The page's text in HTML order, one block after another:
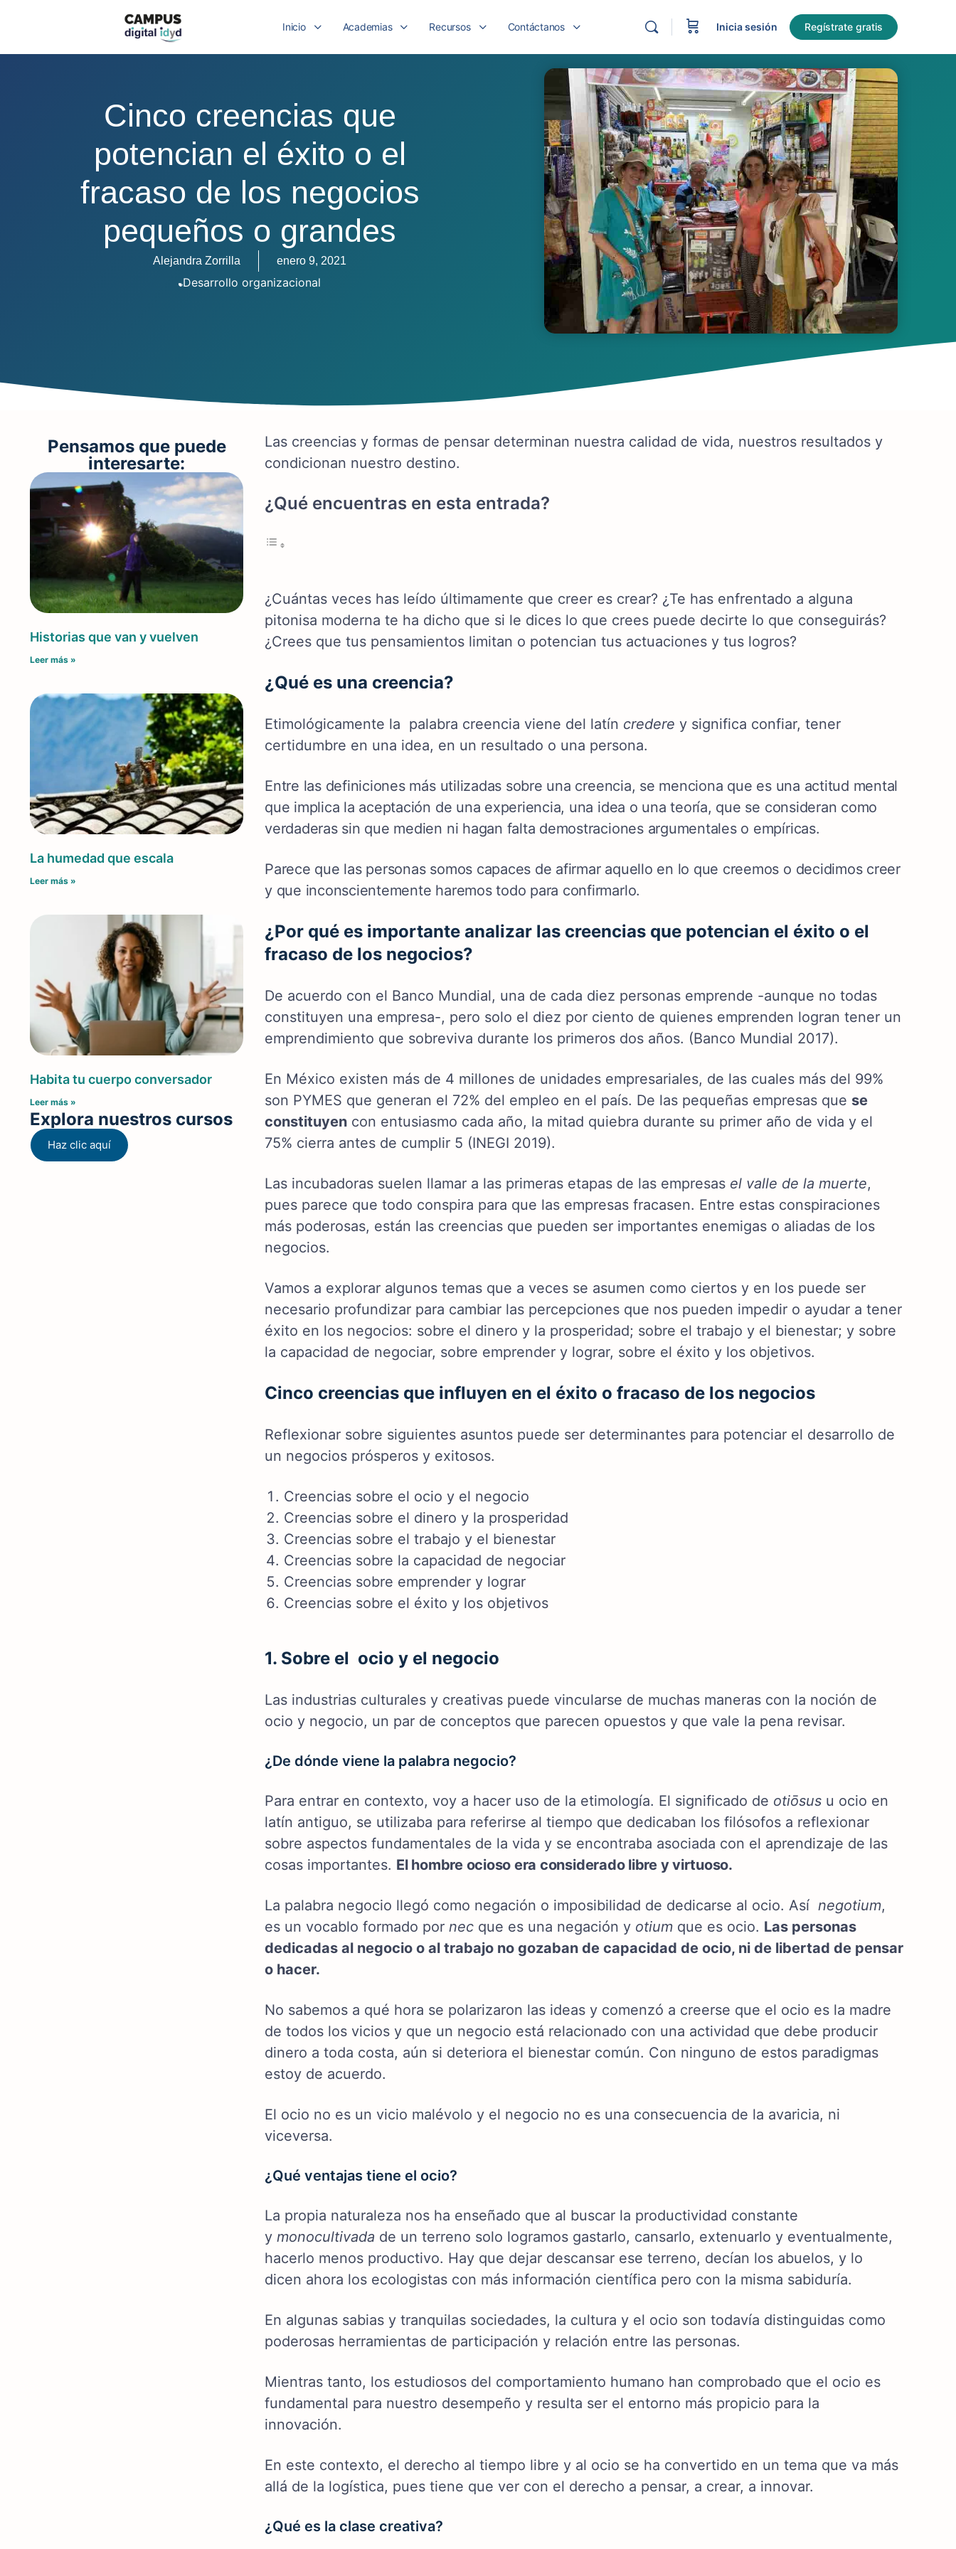
Inicio Academias Recursos Contáctanos Inicia sesión Regístrate gratis
Cinco creencias que
potencian el éxito o el
fracaso de los negocios
pequeños o grandes
Alejandra Zorrilla enero 9, 2021
Desarrollo organizacional
Pensamos que puede
interesarte:
Historias que van y vuelven
Leer más »
La humedad que escala
Leer más »
Habita tu cuerpo conversador
Leer más »
Explora nuestros cursos
Haz clic aquí
Las creencias y formas de pensar determinan nuestra calidad de vida, nuestros resultados y
condicionan nuestro destino.
¿Qué encuentras en esta entrada?
¿Cuántas veces has leído últimamente que creer es crear? ¿Te has enfrentado a alguna
pitonisa moderna te ha dicho que si le dices lo que crees puede decirte lo que conseguirás?
¿Crees que tus pensamientos limitan o potencian tus actuaciones y tus logros?
¿Qué es una creencia?
Etimológicamente la palabra creencia viene del latín credere y significa confiar, tener
certidumbre en una idea, en un resultado o una persona.
Entre las definiciones más utilizadas sobre una creencia, se menciona que es una actitud mental
que implica la aceptación de una experiencia, una idea o una teoría, que se consideran como
verdaderas sin que medien ni hagan falta demostraciones argumentales o empíricas.
Parece que las personas somos capaces de afirmar aquello en lo que creemos o decidimos creer
y que inconscientemente haremos todo para confirmarlo.
¿Por qué es importante analizar las creencias que potencian el éxito o el
fracaso de los negocios?
De acuerdo con el Banco Mundial, una de cada diez personas emprende -aunque no todas
constituyen una empresa-, pero solo el diez por ciento de quienes emprenden logran tener un
emprendimiento que sobreviva durante los primeros dos años. (Banco Mundial 2017).
En México existen más de 4 millones de unidades empresariales, de las cuales más del 99%
son PYMES que generan el 72% del empleo en el país. De las pequeñas empresas que se
constituyen con entusiasmo cada año, la mitad quiebra durante su primer año de vida y el
75% cierra antes de cumplir 5 (INEGI 2019).
Las incubadoras suelen llamar a las primeras etapas de las empresas el valle de la muerte,
pues parece que todo conspira para que las empresas fracasen. Entre estas conspiraciones
más poderosas, están las creencias que pueden ser importantes enemigas o aliadas de los
negocios.
Vamos a explorar algunos temas que a veces se asumen como ciertos y en los puede ser
necesario profundizar para cambiar las percepciones que nos pueden impedir o ayudar a tener
éxito en los negocios: sobre el dinero y la prosperidad; sobre el trabajo y el bienestar; y sobre
la capacidad de negociar, sobre emprender y lograr, sobre el éxito y los objetivos.
Cinco creencias que influyen en el éxito o fracaso de los negocios
Reflexionar sobre siguientes asuntos puede ser determinantes para potenciar el desarrollo de
un negocios prósperos y exitosos.
Creencias sobre el ocio y el negocio
Creencias sobre el dinero y la prosperidad
Creencias sobre el trabajo y el bienestar
Creencias sobre la capacidad de negociar
Creencias sobre emprender y lograr
Creencias sobre el éxito y los objetivos
1. Sobre el ocio y el negocio
Las industrias culturales y creativas puede vincularse de muchas maneras con la noción de
ocio y negocio, un par de conceptos que parecen opuestos y que vale la pena revisar.
¿De dónde viene la palabra negocio?
Para entrar en contexto, voy a hacer uso de la etimología. El significado de otiōsus u ocio en
latín antiguo, se utilizaba para referirse al tiempo que dedicaban los filósofos a reflexionar
sobre aspectos fundamentales de la vida y se encontraba asociada con el aprendizaje de las
cosas importantes. El hombre ocioso era considerado libre y virtuoso.
La palabra negocio llegó como negación o imposibilidad de dedicarse al ocio. Así negotium,
es un vocablo formado por nec que es una negación y otium que es ocio. Las personas
dedicadas al negocio o al trabajo no gozaban de capacidad de ocio, ni de libertad de pensar
o hacer.
No sabemos a qué hora se polarizaron las ideas y comenzó a creerse que el ocio es la madre
de todos los vicios y que un negocio está relacionado con una actividad que debe producir
dinero a toda costa, aún si deteriora el bienestar común. Con ninguno de estos paradigmas
estoy de acuerdo.
El ocio no es un vicio malévolo y el negocio no es una consecuencia de la avaricia, ni
viceversa.
¿Qué ventajas tiene el ocio?
La propia naturaleza nos ha enseñado que al buscar la productividad constante
y monocultivada de un terreno solo logramos gastarlo, cansarlo, extenuarlo y eventualmente,
hacerlo menos productivo. Hay que dejar descansar ese terreno, decían los abuelos, y lo
dicen ahora los ecologistas con más información científica pero con la misma sabiduría.
En algunas sabias y tranquilas sociedades, la cultura y el ocio son todavía distinguidas como
poderosas herramientas de participación y relación entre las personas.
Mientras tanto, los estudiosos del comportamiento humano han comprobado que el ocio es
fundamental para nuestro desempeño y resulta ser el entorno más propicio para la
innovación.
En este contexto, el derecho al tiempo libre y al ocio se ha convertido en un tema que va más
allá de la logística, pues tiene que ver con el derecho a pensar, a crear, a innovar.
¿Qué es la clase creativa?